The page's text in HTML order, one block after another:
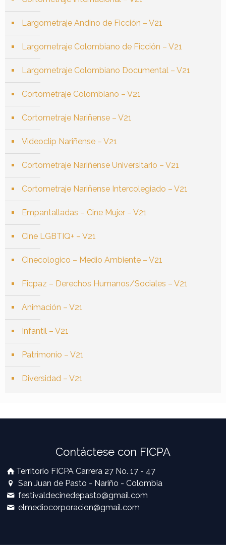
Largometraje Andino de Ficción – V21
Largometraje Colombiano de Ficción – V21
Largometraje Colombiano Documental – V21
Cortometraje Colombiano – V21
Cortometraje Nariñense – V21
Videoclip Nariñense – V21
Cortometraje Nariñense Universitario – V21
Cortometraje Nariñense Intercolegiado – V21
Empantalladas – Cine Mujer – V21
Cine LGBTIQ+ – V21
Cinecologico – Medio Ambiente – V21
Ficpaz – Derechos Humanos/Sociales – V21
Animación – V21
Infantil – V21
Patrimonio – V21
Diversidad – V21
Contáctese con FICPA
Territorio FICPA Carrera 27 No. 17 - 47
San Juan de Pasto - Nariño - Colombia
festivaldecinedepasto@gmail.com
elmediocorporacion@gmail.com